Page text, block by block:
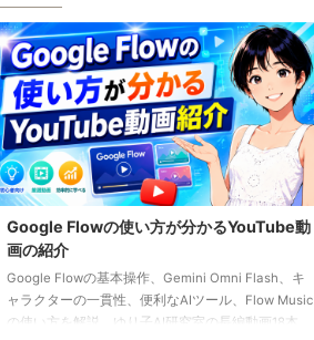
Google Flowの使い方が分かるYouTube動
画の紹介
Google Flowの基本操作、Gemini Omni Flash、キ
ャラクターの一貫性、便利なAIツール、Flow Music
の使い方を解説。ゆり子AI研究室の長編動画18本